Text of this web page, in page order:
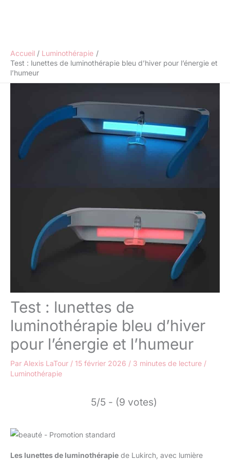
Accueil
Luminothérapie
Test : lunettes de luminothérapie bleu d’hiver pour l’énergie et
l’humeur
Test : lunettes de
luminothérapie bleu d’hiver
pour l’énergie et l’humeur
Par Alexis LaTour / 15 février 2026 / 3 minutes de lecture /
Luminothérapie
5/5 - (9 votes)
Les lunettes de luminothérapie de Lukirch, avec lumière